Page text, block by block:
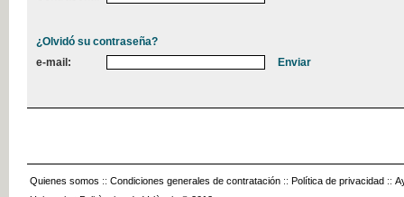
¿Olvidó su contraseña?
e-mail:
Quienes somos :: Condiciones generales de contratación :: Política de privacidad ::